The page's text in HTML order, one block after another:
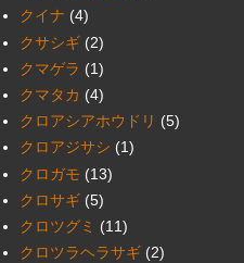
クイナ (4)
クサシギ (2)
クマゲラ (1)
クマタカ (4)
クロアシアホウドリ (5)
クロアジサシ (1)
クロガモ (13)
クロサギ (5)
クロツグミ (11)
クロツラヘラサギ (2)